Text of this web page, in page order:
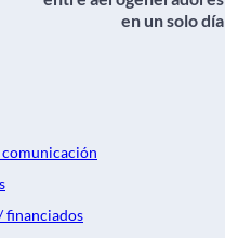
en un solo día
comunicación
financiados